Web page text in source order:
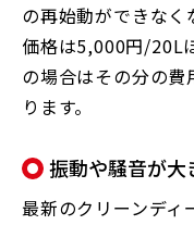
の再始動ができなく
価格は5,000円/20L
の場合はその分の
ります。
振動や騒音が大
最新のクリーンディ